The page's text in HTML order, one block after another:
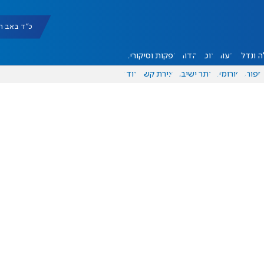
כ"ד באב תשפ"ו
ונדל"ן דעות אוכל יהדות הפקות וסיקורים
ספורט פורומים אתר ישיבה יצירת קשר עוד